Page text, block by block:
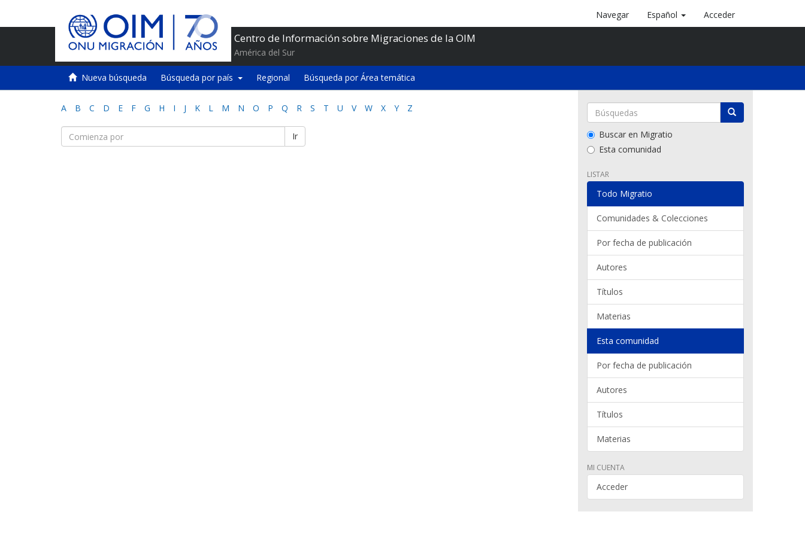
Centro de Información sobre Migraciones de la OIM
América del Sur
Navegar Español Acceder
Nueva búsqueda Búsqueda por país Regional Búsqueda por Área temática
A B C D E F G H I J K L M N O P Q R S T U V W X Y Z
Ir
Buscar en Migratio
Esta comunidad
LISTAR
Todo Migratio
Comunidades & Colecciones
Por fecha de publicación
Autores
Títulos
Materias
Esta comunidad
Por fecha de publicación
Autores
Títulos
Materias
MI CUENTA
Acceder